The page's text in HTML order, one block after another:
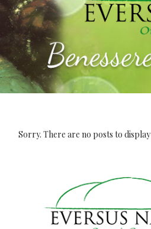
Sorry. There are no posts to display